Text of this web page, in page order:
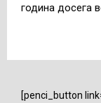
година досега
[penci_button